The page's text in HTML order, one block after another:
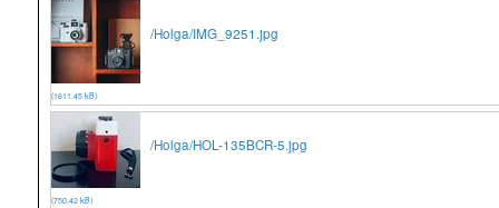
/Holga/IMG_9251.jpg
(1611.45 kB)
/Holga/HOL-135BCR-5.jpg
(750.42 kB)